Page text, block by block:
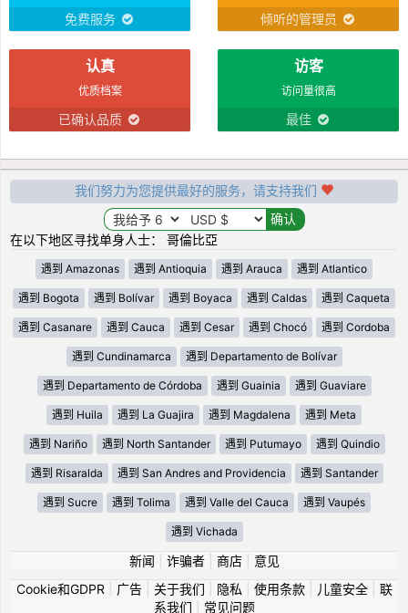
免费服务 倾听的管理员
认真
优质档案
已确认品质
访客
访问量很高
最佳
我们努力为您提供最好的服务，请支持我们
在以下地区寻找单身人士： 哥倫比亞
遇到 Amazonas 遇到 Antioquia 遇到 Arauca 遇到 Atlantico
遇到 Bogota 遇到 Bolívar 遇到 Boyaca 遇到 Caldas 遇到 Caqueta
遇到 Casanare 遇到 Cauca 遇到 Cesar 遇到 Chocó 遇到 Cordoba
遇到 Cundinamarca 遇到 Departamento de Bolívar
遇到 Departamento de Córdoba 遇到 Guainia 遇到 Guaviare
遇到 Huila 遇到 La Guajira 遇到 Magdalena 遇到 Meta
遇到 Nariño 遇到 North Santander 遇到 Putumayo 遇到 Quindio
遇到 Risaralda 遇到 San Andres and Providencia 遇到 Santander
遇到 Sucre 遇到 Tolima 遇到 Valle del Cauca 遇到 Vaupés
遇到 Vichada
新闻 诈骗者| 商店| 意见
Cookie和GDPR
广告| 关于我们 隐私 使用条款| 儿童安全| 联
系我们
常见问题